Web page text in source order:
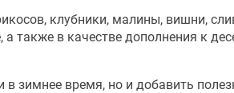
клубники, малины, вишни,
также в качестве дополнения к
зимнее время, но и добавить